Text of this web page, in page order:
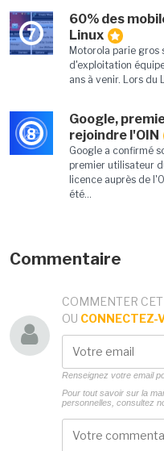
7
60% des
Linux
Motorola parie gros
d'exploitation
ans à venir. Lors du
8
Google,
rejoindre l'OIN
Google a confirmé
premier utilisateur
licence auprès de
été...
Commentaire
COMMENTER
OU CONNECTEZ-
Renseignez votre email
Pour tout savoir sur la
personnelles, consultez